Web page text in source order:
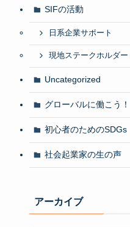
SIFの活動
日系企業サポート
現地ステークホルダー
Uncategorized
グローバルに働こう！
初心者のためのSDGs
社会起業家の生の声
アーカイブ